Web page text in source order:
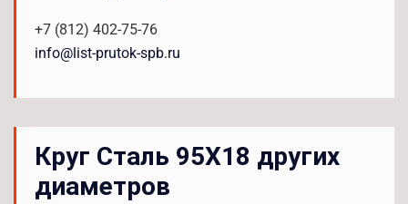
+7 (812) 402-75-76
info@list-prutok-spb.ru
Круг Сталь 95Х18 других
диаметров